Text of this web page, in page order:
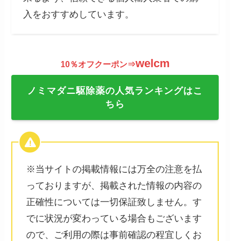
入をおすすめしています。
10％オフクーポン⇒welcm
ノミマダニ駆除薬の人気ランキングはこ
ちら
※当サイトの掲載情報には万全の注意を払
っておりますが、掲載された情報の内容の
正確性については一切保証致しません。す
でに状況が変わっている場合もございます
ので、ご利用の際は事前確認の程宜しくお